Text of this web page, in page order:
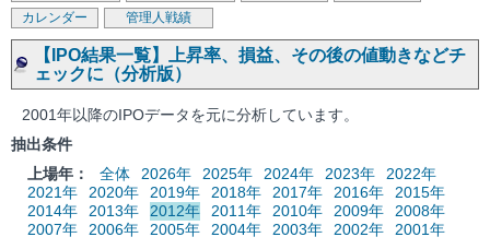
カレンダー
管理人戦績
【IPO結果一覧】上昇率、損益、その後の値動きなどチ
ェックに（分析版）
2001年以降のIPOデータを元に分析しています。
抽出条件
上場年：
全体 2026年 2025年 2024年 2023年
2022年
2021年
2020年 2019年 2018年 2017年 2016年
2015年
2014年
2013年 2012年 2011年 2010年 2009年
2008年
2007年
2006年 2005年 2004年 2003年 2002年
2001年